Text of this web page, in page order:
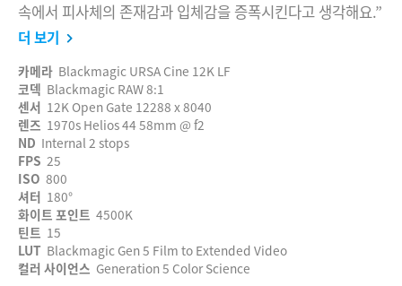
속에서 피사체의 존재감과 입체감을 증폭시킨다고 생각해요.”
더 보기
카메라 Blackmagic URSA Cine 12K LF
코덱 Blackmagic RAW 8:1
센서 12K Open Gate 12288 x 8040
렌즈 1970s Helios 44 58mm @ f2
ND Internal 2 stops
FPS 25
ISO 800
셔터 180°
화이트 포인트 4500K
틴트 15
LUT Blackmagic Gen 5 Film to Extended Video
컬러 사이언스 Generation 5 Color Science